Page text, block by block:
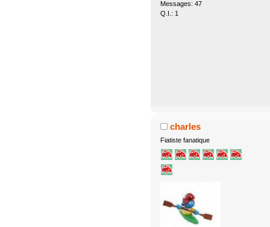
Messages: 47
Q.I.: 1
charles
Fiatiste fanatique